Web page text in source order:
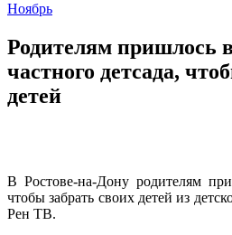
Ноябрь
Родителям пришлось
частного детсада,
детей
В Ростове-на-Дону родителям
чтобы забрать своих детей из
Рен ТВ.